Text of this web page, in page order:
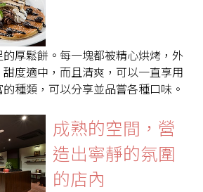
厚鬆餅。每一塊都被精心烘烤，外
度適中，而且清爽，可以一直享用
種類，可以分享並品嘗各種口味。
成熟的空間，營
造出寧靜的氛圍
的店內